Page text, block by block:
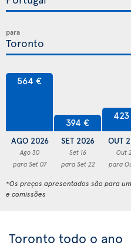
para
564 €
AGO 2026
Ago 30
para Set 07
394 €
SET 2026
Set 16
para Set 22
OUT
Out
para
*Os preços apresentados são para
e comissões
Toronto todo o ano